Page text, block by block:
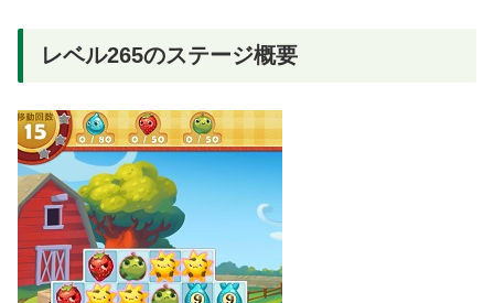
レベル265のステージ概要